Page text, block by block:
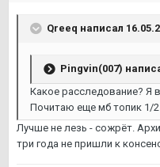
Qreeq написал
Pingvin(007)
Какое расследование? Я
Почитаю еще мб топик 1/
Лучше не лезь - сожрёт.
три года не пришли к